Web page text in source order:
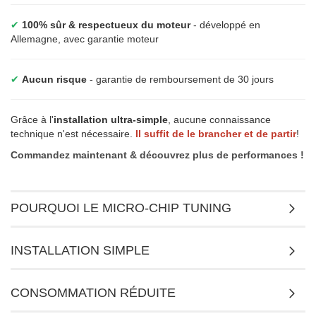
✔ 100% sûr & respectueux du moteur- développé en
Allemagne, avec garantie moteur
✔ Aucun risque - garantie de remboursement de 30 jours
Grâce à l'installation ultra-simple , aucune connaissance
technique n'est nécessaire. Il suffit de le brancher et de partir!
Commandez maintenant & découvrez plus de performances !
POURQUOI LE MICRO-CHIP TUNING
INSTALLATION SIMPLE
CONSOMMATION RÉDUITE